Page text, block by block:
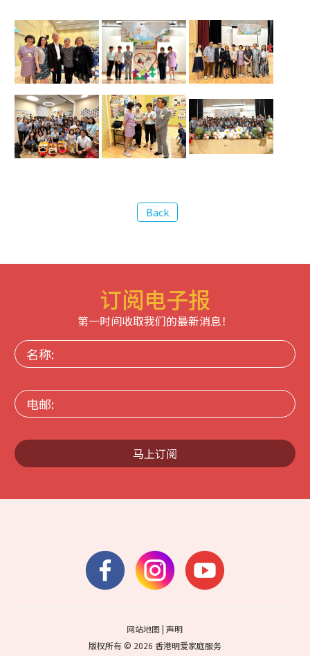
订阅电子报
第一时间收取我们的最新消息！
名
称:
电
邮:
马上订阅
网站地图 |声明
版权所有 © 2026 香港明爱家庭服务